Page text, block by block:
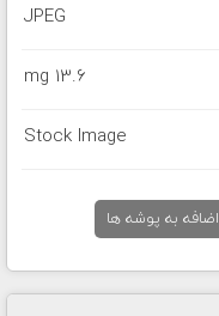
JPEG
13.6 mg
Stock Image
اضافه به پوشه ها